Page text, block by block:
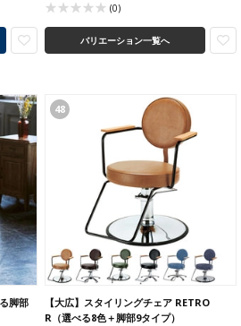
(0)
バリエーション一覧へ
脚部
48
【大広】スタイリングチェア RETRO
R（選べる8色＋脚部9タイプ）